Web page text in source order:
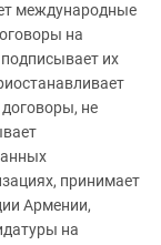
международные
на
их
не
принимает
Армении,
на